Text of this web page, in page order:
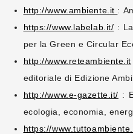
http://www.ambiente.it :
https://www.labelab.it/ :
per la Green e Circular
http://www.reteambiente.it
editoriale di Edizione
http://www.e-gazette.it/ :
ecologia, economia,
https://